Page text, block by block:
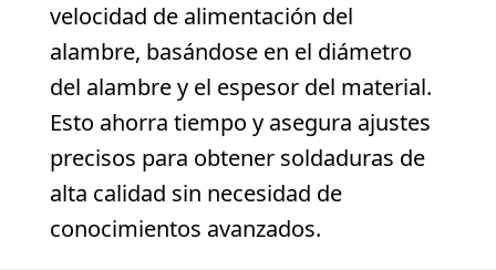
velocidad de alimentación del
alambre, basándose en el diámetro
del alambre y el espesor del material.
Esto ahorra tiempo y asegura ajustes
precisos para obtener soldaduras de
alta calidad sin necesidad de
conocimientos avanzados.